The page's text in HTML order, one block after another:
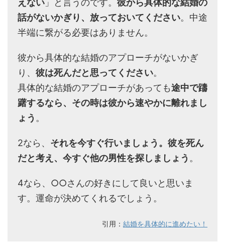
えない 」と言うのです。 彼から具体的な結婚の
話がないかぎり、放っておいてください。中途
半端に繋がる必要はありません。
彼から具体的な結婚のアプローチがないかぎ
り、 彼は死んだと思ってください。
具体的な結婚のアプローチがあっても途中で躊
躇するなら、その時は彼から速やかに離れまし
ょう 。
2なら、 それを今すぐ行いましょう。彼を死ん
だと考え、今すぐ他の男性を探しましょう 。
4なら、○○さんの好きにして良いと思いま
す。運命が決めてくれるでしょう。
引用： 結婚を具体的に進めたい！